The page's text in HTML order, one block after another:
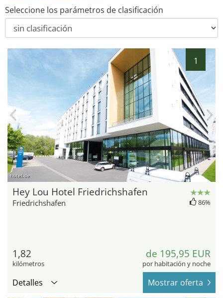
Seleccione los parámetros de clasificación
1
hotel.de
Hey Lou Hotel Friedrichshafen
Friedrichshafen 86%
1,82
kilómetros
de 195,95 EUR
por habitación y noche
Detalles Mostrar oferta